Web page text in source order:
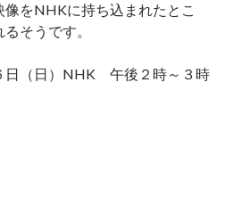
をNHKに持ち込まれたとこ
そうです。
（日）NHK 午後２時～３時